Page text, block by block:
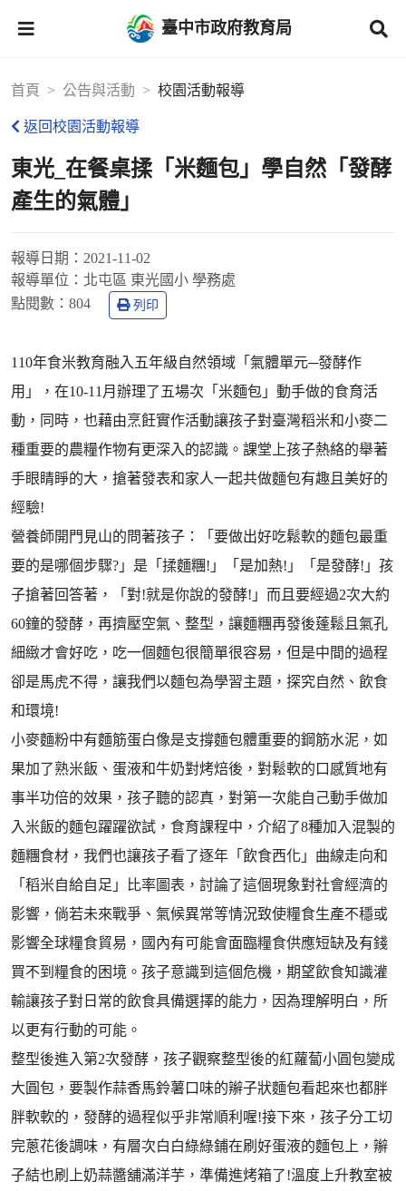
臺中市政府教育局
首頁 公告與活動 校園活動報導
返回校園活動報導
東光_在餐桌揉「米麵包」學自然「發酵
產生的氣體」
報導日期： 2021-11-02
報導單位： 北屯區 東光國小 學務處
點閱數： 804 列印
110年食米教育融入五年級自然領域「氣體單元─發酵作
用」，在10-11月辦理了五場次「米麵包」動手做的食育活
動，同時，也藉由烹飪實作活動讓孩子對臺灣稻米和小麥二
種重要的農糧作物有更深入的認識。課堂上孩子熱絡的舉著
手眼睛睜的大，搶著發表和家人一起共做麵包有趣且美好的
經驗!
營養師開門見山的問著孩子：「要做出好吃鬆軟的麵包最重
要的是哪個步驟?」是「揉麵糰!」「是加熱!」「是發酵!」孩
子搶著回答著，「對!就是你說的發酵!」而且要經過2次大約
60鐘的發酵，再擠壓空氣、整型，讓麵糰再發後蓬鬆且氣孔
細緻才會好吃，吃一個麵包很簡單很容易，但是中間的過程
卻是馬虎不得，讓我們以麵包為學習主題，探究自然、飲食
和環境!
小麥麵粉中有麵筋蛋白像是支撐麵包體重要的鋼筋水泥，如
果加了熟米飯、蛋液和牛奶對烤焙後，對鬆軟的口感質地有
事半功倍的效果，孩子聽的認真，對第一次能自己動手做加
入米飯的麵包躍躍欲試，食育課程中，介紹了8種加入混製的
麵糰食材，我們也讓孩子看了逐年「飲食西化」曲線走向和
「稻米自給自足」比率圖表，討論了這個現象對社會經濟的
影響，倘若未來戰爭、氣候異常等情況致使糧食生產不穩或
影響全球糧食貿易，國內有可能會面臨糧食供應短缺及有錢
買不到糧食的困境。孩子意識到這個危機，期望飲食知識灌
輸讓孩子對日常的飲食具備選擇的能力，因為理解明白，所
以更有行動的可能。
整型後進入第2次發酵，孩子觀察整型後的紅蘿蔔小圓包變成
大圓包，要製作蒜香馬鈴薯口味的辮子狀麵包看起來也都胖
胖軟軟的，發酵的過程似乎非常順利喔!接下來，孩子分工切
完蔥花後調味，有層次白白綠綠鋪在刷好蛋液的麵包上，辮
子結也刷上奶蒜醬舖滿洋芋，準備進烤箱了!溫度上升教室被